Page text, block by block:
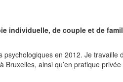
individuelle, de couple et de
psychologiques en 2012. Je travaille
ainsi qu’en pratique